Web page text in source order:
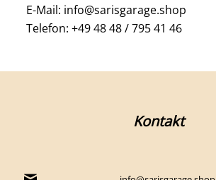
E-Mail: info@sarisgarage.shop
Telefon: +49 48 48 / 795 41 46
Kontakt